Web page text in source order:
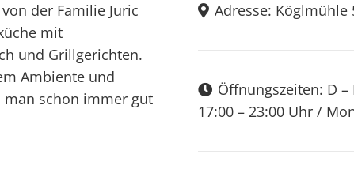
der Familie Juric
mit
und Grillgerichten.
Ambiente und
man schon immer gut
Adresse: Köglmühle
Öffnungszeiten: D –
17:00 – 23:00 Uhr /